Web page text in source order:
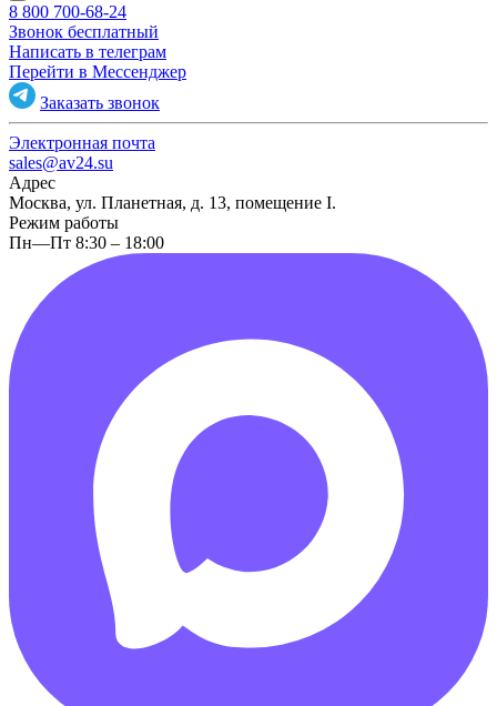
8 800 700-68-24
Звонок бесплатный
Написать в телеграм
Перейти в Мессенджер
Заказать звонок
Электронная почта
sales@av24.su
Адрес
Москва, ул. Планетная, д. 13, помещение I.
Режим работы
Пн—Пт 8:30 – 18:00